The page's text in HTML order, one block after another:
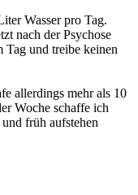
Wasser pro Tag.
nach der Psychose
Tag und treibe keinen
allerdings mehr als 10
Woche schaffe ich
früh aufstehen